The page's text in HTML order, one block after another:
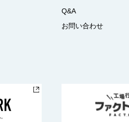
Q&A
お問い合わせ